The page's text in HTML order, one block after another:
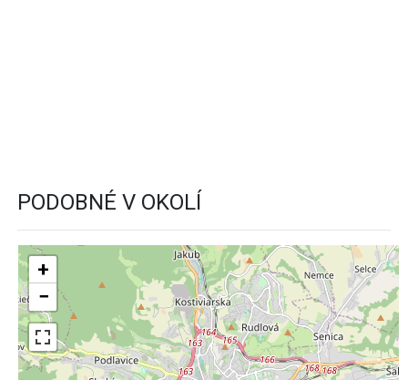
PODOBNÉ V OKOLÍ
+
−